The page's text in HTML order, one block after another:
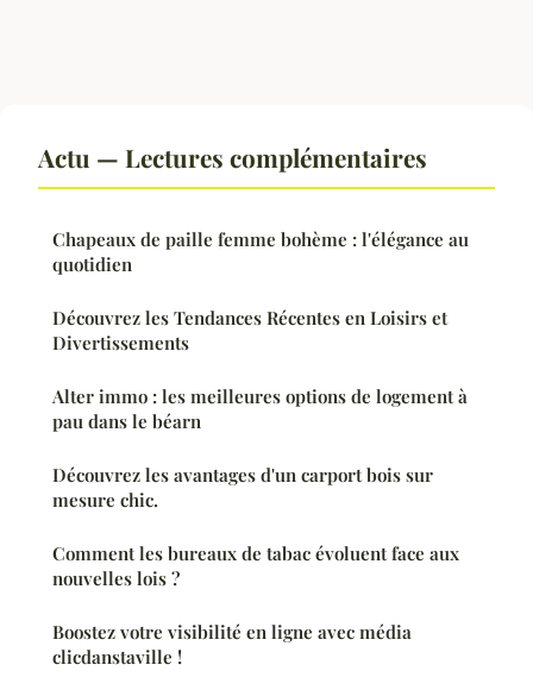
Actu — Lectures complémentaires
Chapeaux de paille femme bohème : l'élégance au
quotidien
Découvrez les Tendances Récentes en Loisirs et
Divertissements
Alter immo : les meilleures options de logement à
pau dans le béarn
Découvrez les avantages d'un carport bois sur
mesure chic.
Comment les bureaux de tabac évoluent face aux
nouvelles lois ?
Boostez votre visibilité en ligne avec média
clicdanstaville !